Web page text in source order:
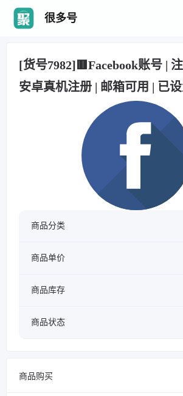
很多号
[货号7982]🟥Facebook账号 |
安卓真机注册 | 邮箱可用 | 已
商品分类
商品单价
商品库存
商品状态
商品购买